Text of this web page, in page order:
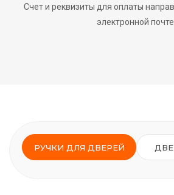
Счет и реквизиты для оплаты
электронной почте.
РУЧКИ ДЛЯ ДВЕРЕЙ